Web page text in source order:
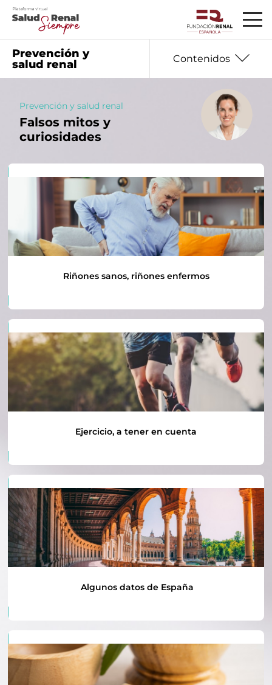
Prevención y
salud renal
Contenidos
01
Información básica
Hablan los expertos
Ayudas y recursos
06
Nutrición
Prevención y salud renal
Falsos mitos y
curiosidades
Riñones sanos, riñones enfermos
Ejercicio, a tener en cuenta
Algunos datos de España